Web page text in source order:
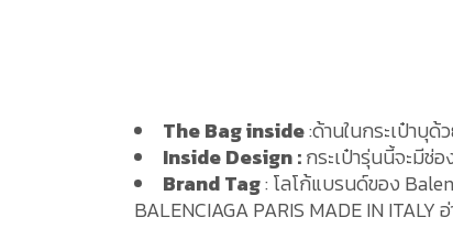
The Bag inside:ด้านในกระเป๋าบุ
Inside Design :กระเป๋ารุ่นนี้จะมีช่
Brand Tag: โลโก้แบรนด์ของ
BALENCIAGA PARIS MADE IN ITALY